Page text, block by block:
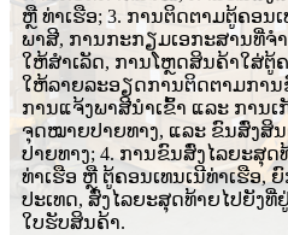
ຫຼື ທ່າເຮືອ; 3. ການຕິດຕາມຕູ້ຄອນ
ພາສີ, ການກະກຽມເອກະສານທີ່ຈ
ໃຫ້ສຳເລັດ, ການໂຫຼດສິນຄ້າໃສ່ຕູ້ຄ
ໃຫ້ລາຍລະອຽດການຕິດຕາມການ
ການແຈ້ງພາສີນຳເຂົ້າ ແລະ ການ
ຈຸດໝາຍປາຍທາງ, ແລະ ຂົນສົ່ງສິນ
ປາຍທາງ; 4. ການຂົນສົ່ງໄລຍະສຸ
ທ່າເຮືອ ຫຼື ຕູ້ຄອນເທນເນີທ່າເຮືອ,
ປະເທດ, ສົ່ງໄລຍະສຸດທ້າຍໄປຍັງ
ໃບຮັບສິນຄ້າ.